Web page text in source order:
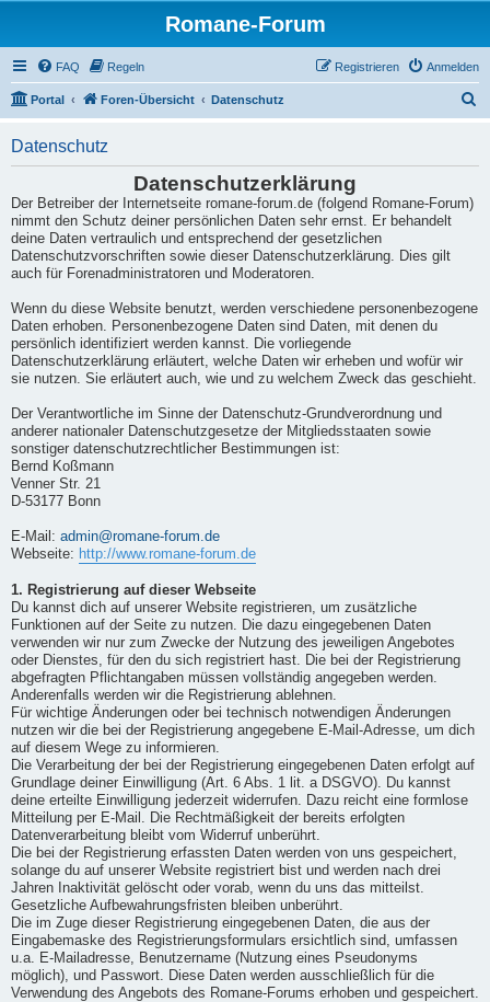
Romane-Forum
FAQ Regeln Anmelden
Registrieren
Portal Foren-Übersicht Datenschutz
Datenschutz
Datenschutzerklärung
Der Betreiber der Internetseite romane-forum.de (folgend Romane-Forum)
nimmt den Schutz deiner persönlichen Daten sehr ernst. Er behandelt
deine Daten vertraulich und entsprechend der gesetzlichen
Datenschutzvorschriften sowie dieser Datenschutzerklärung. Dies gilt
auch für Forenadministratoren und Moderatoren.
Wenn du diese Website benutzt, werden verschiedene personenbezogene
Daten erhoben. Personenbezogene Daten sind Daten, mit denen du
persönlich identifiziert werden kannst. Die vorliegende
Datenschutzerklärung erläutert, welche Daten wir erheben und wofür wir
sie nutzen. Sie erläutert auch, wie und zu welchem Zweck das geschieht.
Der Verantwortliche im Sinne der Datenschutz-Grundverordnung und
anderer nationaler Datenschutzgesetze der Mitgliedsstaaten sowie
sonstiger datenschutzrechtlicher Bestimmungen ist:
Bernd Koßmann
Venner Str. 21
D-53177 Bonn
E-Mail: admin@romane-forum.de
Webseite: http://www.romane-forum.de
1. Registrierung auf dieser Webseite
Du kannst dich auf unserer Website registrieren, um zusätzliche
Funktionen auf der Seite zu nutzen. Die dazu eingegebenen Daten
verwenden wir nur zum Zwecke der Nutzung des jeweiligen Angebotes
oder Dienstes, für den du sich registriert hast. Die bei der Registrierung
abgefragten Pflichtangaben müssen vollständig angegeben werden.
Anderenfalls werden wir die Registrierung ablehnen.
Für wichtige Änderungen oder bei technisch notwendigen Änderungen
nutzen wir die bei der Registrierung angegebene E-Mail-Adresse, um dich
auf diesem Wege zu informieren.
Die Verarbeitung der bei der Registrierung eingegebenen Daten erfolgt auf
Grundlage deiner Einwilligung (Art. 6 Abs. 1 lit. a DSGVO). Du kannst
deine erteilte Einwilligung jederzeit widerrufen. Dazu reicht eine formlose
Mitteilung per E-Mail. Die Rechtmäßigkeit der bereits erfolgten
Datenverarbeitung bleibt vom Widerruf unberührt.
Die bei der Registrierung erfassten Daten werden von uns gespeichert,
solange du auf unserer Website registriert bist und werden nach drei
Jahren Inaktivität gelöscht oder vorab, wenn du uns das mitteilst.
Gesetzliche Aufbewahrungsfristen bleiben unberührt.
Die im Zuge dieser Registrierung eingegebenen Daten, die aus der
Eingabemaske des Registrierungsformulars ersichtlich sind, umfassen
u.a. E-Mailadresse, Benutzername (Nutzung eines Pseudonyms
möglich), und Passwort. Diese Daten werden ausschließlich für die
Verwendung des Angebots des Romane-Forums erhoben und gespeichert.